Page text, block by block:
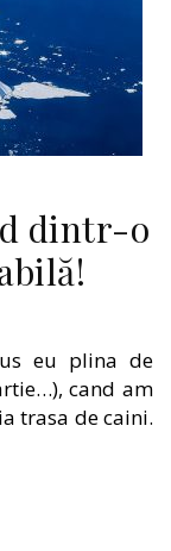
dintr-o
eu plina de
cand am
trasa de caini.